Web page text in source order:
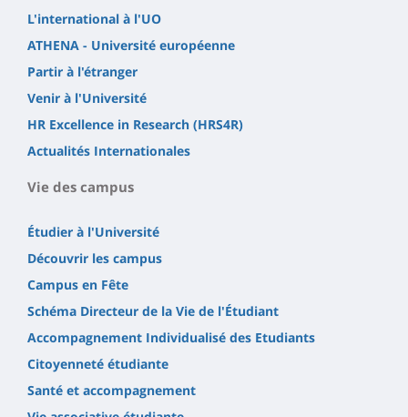
L'international à l'UO
ATHENA - Université européenne
Partir à l'étranger
Venir à l'Université
HR Excellence in Research (HRS4R)
Actualités Internationales
Vie des campus
Étudier à l'Université
Découvrir les campus
Campus en Fête
Schéma Directeur de la Vie de l'Étudiant
Accompagnement Individualisé des Etudiants
Citoyenneté étudiante
Santé et accompagnement